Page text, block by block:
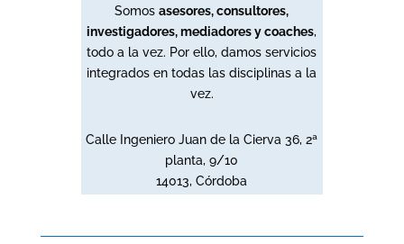
Somosasesores, consultores,
investigadores, mediadores y coaches,
todo a la vez. Por ello, damos servicios
integrados en todas las disciplinas a la
vez.
Calle Ingeniero Juan de la Cierva 36, 2ª
planta, 9/10
14013, Córdoba